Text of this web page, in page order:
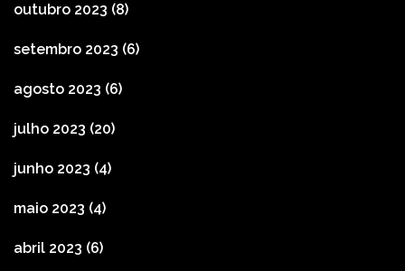
outubro 2023 (8)
setembro 2023 (6)
agosto 2023 (6)
julho 2023 (20)
junho 2023 (4)
maio 2023 (4)
abril 2023 (6)